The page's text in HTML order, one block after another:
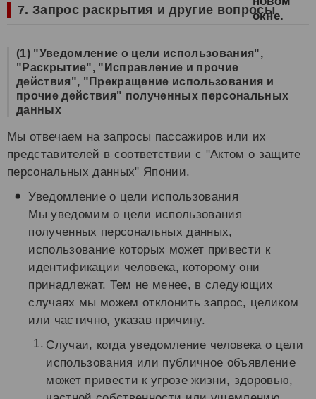
7. Запрос раскрытия и другие вопросы
(1) "Уведомление о цели использования",
"Раскрытие", "Исправление и прочие
действия", "Прекращение использования и
прочие действия" полученных персональных
данных
Мы отвечаем на запросы пассажиров или их
представителей в соответствии с "Актом о защите
персональных данных" Японии.
Уведомление о цели использования
Мы уведомим о цели использования
полученных персональных данных,
использование которых может привести к
идентификации человека, которому они
принадлежат. Тем не менее, в следующих
случаях мы можем отклонить запрос, целиком
или частично, указав причину.
Случаи, когда уведомление человека о цели
использования или публичное объявление
может привести к угрозе жизни, здоровью,